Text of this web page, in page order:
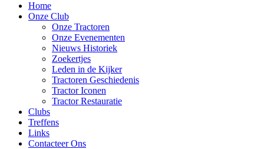
Home
Onze Club
Onze Tractoren
Onze Evenementen
Nieuws Historiek
Zoekertjes
Leden in de Kijker
Tractoren Geschiedenis
Tractor Iconen
Tractor Restauratie
Clubs
Treffens
Links
Contacteer Ons